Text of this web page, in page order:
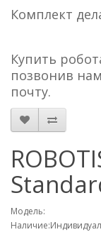
Комплект
Купить
позвонив
почту.
Модель: